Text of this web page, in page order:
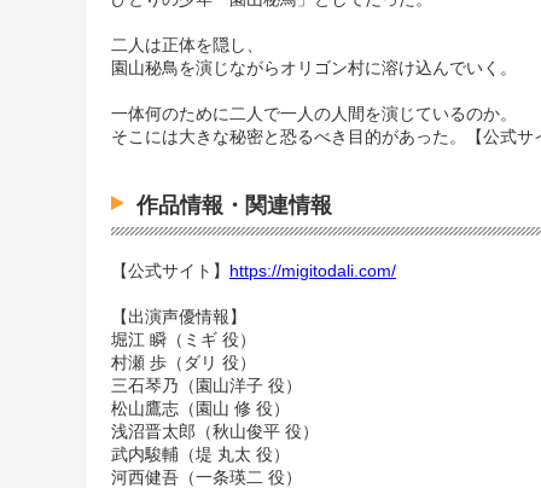
二人は正体を隠し、
園山秘鳥を演じながらオリゴン村に溶け込んでいく。
一体何のために二人で一人の人間を演じているのか。
そこには大きな秘密と恐るべき目的があった。【公式サ
作品情報・関連情報
【公式サイト】 https://migitodali.com/
【出演声優情報】
堀江 瞬（ミギ 役）
村瀬 歩（ダリ 役）
三石琴乃（園山洋子 役）
松山鷹志（園山 修 役）
浅沼晋太郎（秋山俊平 役）
武内駿輔（堤 丸太 役）
河西健吾（一条瑛二 役）